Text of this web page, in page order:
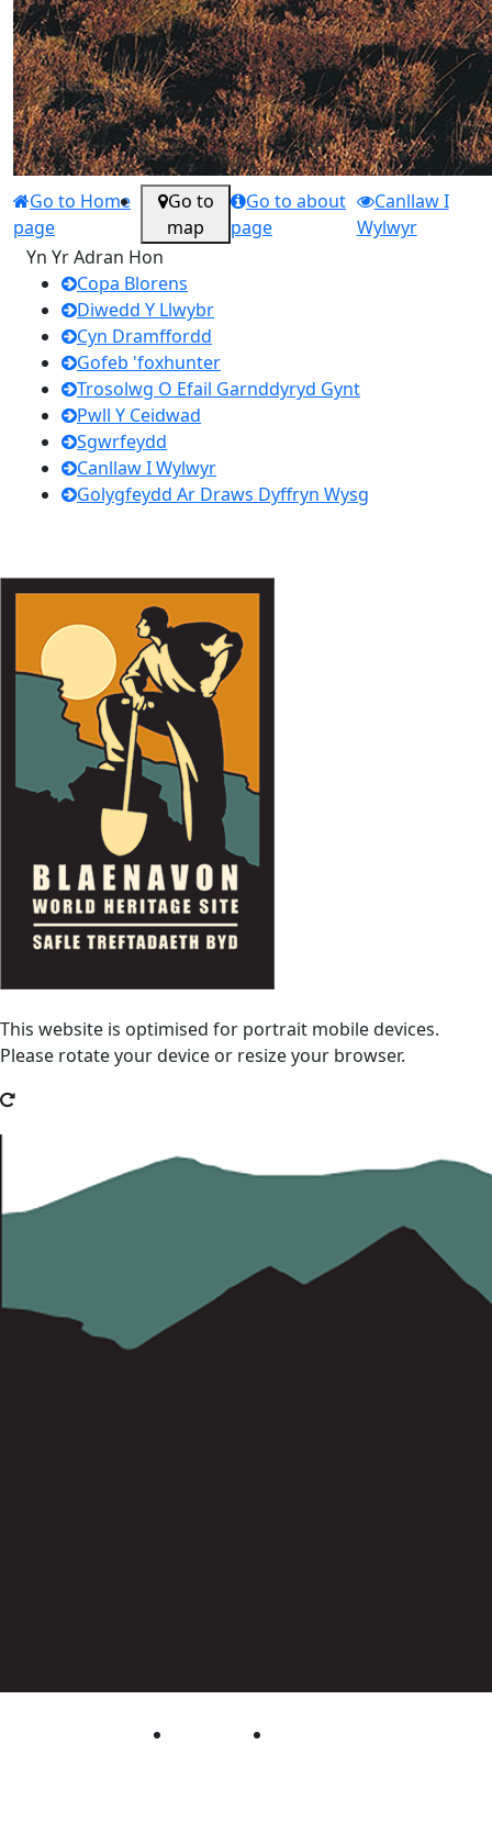
Go to Home
page
Go to
map
Go to about
page
Canllaw I
Wylwyr
Yn Yr Adran Hon
Copa Blorens
Diwedd Y Llwybr
Cyn Dramffordd
Gofeb 'foxhunter
Trosolwg O Efail Garnddyryd Gynt
Pwll Y Ceidwad
Sgwrfeydd
Canllaw I Wylwyr
Golygfeydd Ar Draws Dyffryn Wysg
This website is optimised for portrait mobile devices.
Please rotate your device or resize your browser.